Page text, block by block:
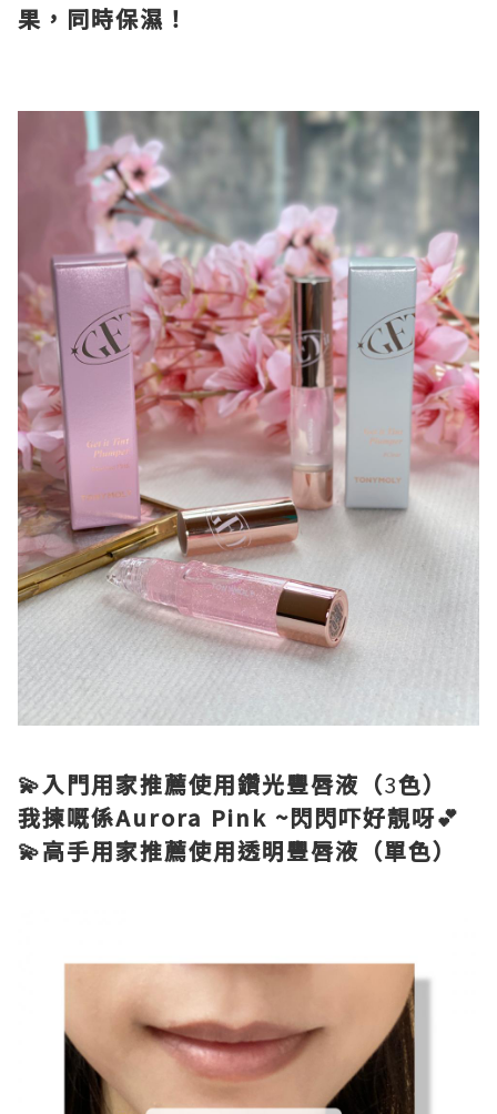
果，同時保濕！
💫入門用家推薦使用鑽光豐唇液（3色）
我揀嘅係Aurora Pink ~閃閃吓好靚呀💕
💫高手用家推薦使用透明豐唇液（單色）